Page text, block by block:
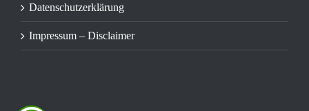
Datenschutzerklärung
Impressum – Disclaimer